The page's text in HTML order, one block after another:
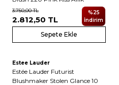
3.750,00TL
2.812,50 TL
%25
İndirim
Sepete Ekle
Yeni
3
Estee Lauder
Estée Lauder Futurist
Blushmaker Stolen Glance 10